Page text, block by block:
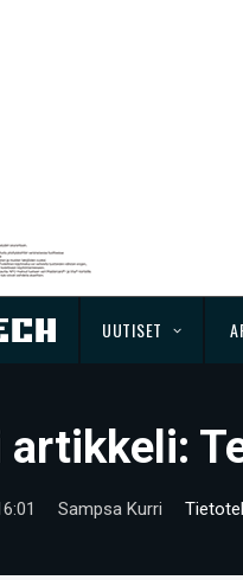
UUTISET
artikkeli:
Sampsa Kurri